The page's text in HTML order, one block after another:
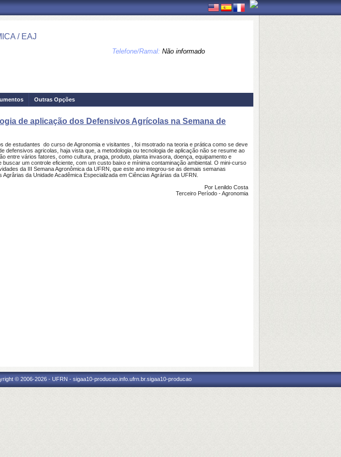
/ EAJ
Telefone/Ramal: Não informado
Outras Opções
de aplicação dos Defensivos Agrícolas na Semana de
de estudantes do curso de Agronomia e visitantes , foi msotrado na teoria e prática como se deve
defensivos agricolas, haja vista que, a metodologia ou tecnologia de aplicação não se resume ao
entre vários fatores, como cultura, praga, produto, planta invasora, doença, equipamento e
buscar um controle eficiente, com um custo baixo e mínima contaminação ambiental. O mini-curso
da III Semana Agronômica da UFRN, que este ano integrou-se as demais semanas
da Unidade Acadêmica Especializada em Ciências Agrárias da UFRN.
Por Lenildo Costa
Terceiro Período - Agronomia
© 2006-2026 - UFRN - sigaa10-producao.info.ufrn.br.sigaa10-producao